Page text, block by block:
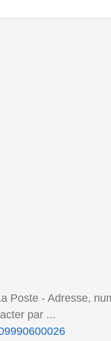
Poste - Adresse,
par ...